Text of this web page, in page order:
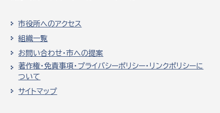
市役所へのアクセス
組織一覧
お問い合わせ・市への提案
著作権・免責事項・プライバシーポリシー・リンクポリシーに
ついて
サイトマップ